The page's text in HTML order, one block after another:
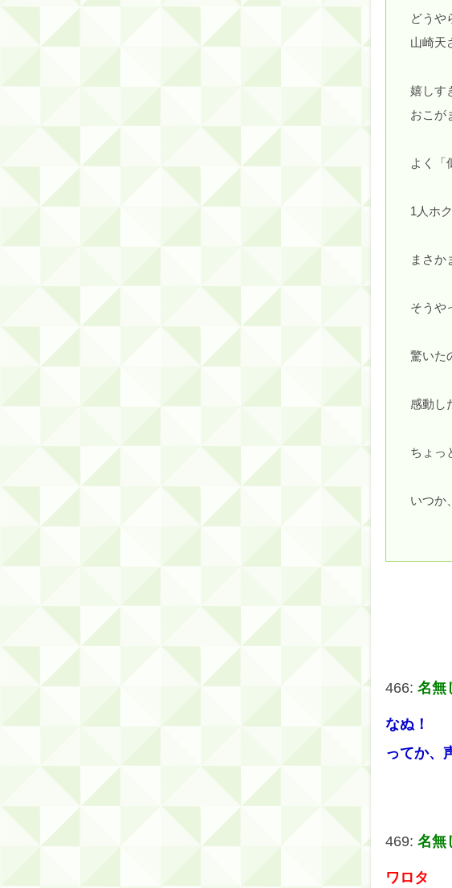
どうや
山崎天
嬉しす
おこが
よく「
1人ホ
まさか
そうや
驚いた
感動し
ちょっ
いつか
466: 名無
なぬ！
ってか、
469: 名無
ワロタ